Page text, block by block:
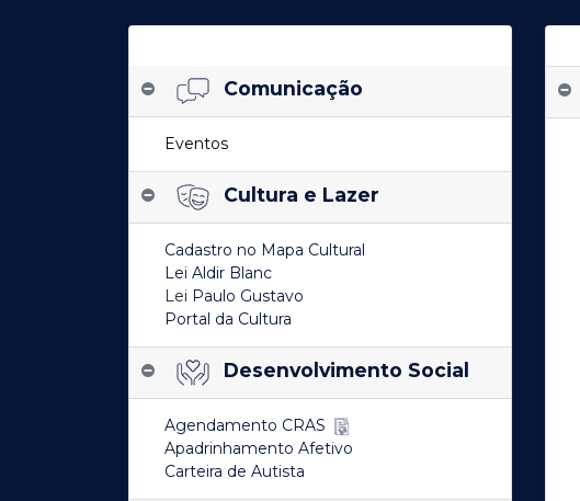
Comunicação
Eventos
Cultura e Lazer
Cadastro no Mapa Cultural
Lei Aldir Blanc
Lei Paulo Gustavo
Portal da Cultura
Desenvolvimento Social
Agendamento CRAS
Apadrinhamento Afetivo
Carteira de Autista